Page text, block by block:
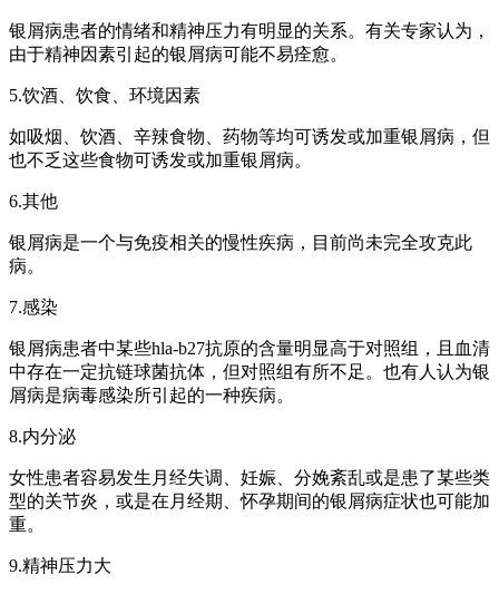
银屑病患者的情绪和精神压力有明显的关系。有关专家认为，
由于精神因素引起的银屑病可能不易痊愈。
5.饮酒、饮食、环境因素
如吸烟、饮酒、辛辣食物、药物等均可诱发或加重银屑病，但
也不乏这些食物可诱发或加重银屑病。
6.其他
银屑病是一个与免疫相关的慢性疾病，目前尚未完全攻克此
病。
7.感染
银屑病患者中某些hla-b27抗原的含量明显高于对照组，且血清
中存在一定抗链球菌抗体，但对照组有所不足。也有人认为银
屑病是病毒感染所引起的一种疾病。
8.内分泌
女性患者容易发生月经失调、妊娠、分娩紊乱或是患了某些类
型的关节炎，或是在月经期、怀孕期间的银屑病症状也可能加
重。
9.精神压力大